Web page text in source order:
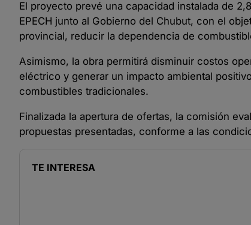
El proyecto prevé una capacidad instalada de
EPECH junto al Gobierno del Chubut, con el
provincial, reducir la dependencia de
Asimismo, la obra permitirá disminuir costos
eléctrico y generar un impacto ambiental
combustibles tradicionales.
Finalizada la apertura de ofertas, la comisión
propuestas presentadas, conforme a las
TE INTERESA